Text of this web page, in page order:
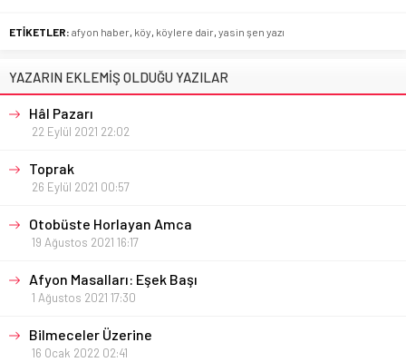
ETİKETLER: afyon haber, köy, köylere dair, yasin şen yazı
YAZARIN EKLEMİŞ OLDUĞU YAZILAR
Hâl Pazarı
22 Eylül 2021 22:02
Toprak
26 Eylül 2021 00:57
Otobüste Horlayan Amca
19 Ağustos 2021 16:17
Afyon Masalları: Eşek Başı
1 Ağustos 2021 17:30
Bilmeceler Üzerine
16 Ocak 2022 02:41